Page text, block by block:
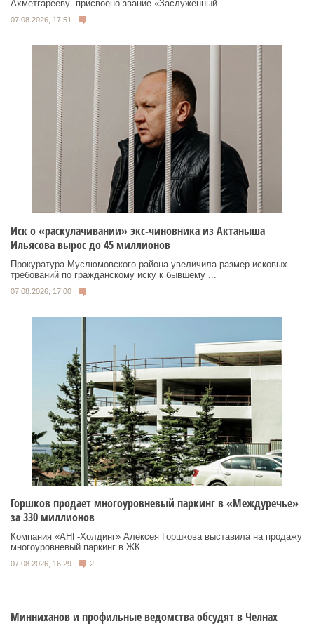
Ахметгарееву присвоено звание «Заслуженный ...
07.08.2026, 17:51
Иск о «раскулачивании» экс-чиновника из Актаныша
Ильясова вырос до 45 миллионов
Прокуратура Муслюмовского района увеличила размер исковых
требований по гражданскому иску к бывшему ...
07.08.2026, 17:00
Горшков продает многоуровневый паркинг в «Междуречье»
за 330 миллионов
Компания «АНГ-Холдинг» Алексея Горшкова выставила на продажу
многоуровневый паркинг в ЖК ...
07.08.2026, 16:29 2
Минниханов и профильные ведомства обсудят в Челнах